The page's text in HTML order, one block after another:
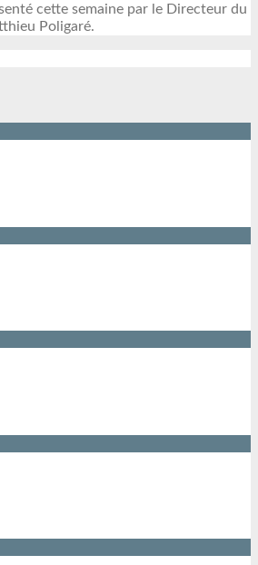
cette semaine par le Directeur du
Poligaré.